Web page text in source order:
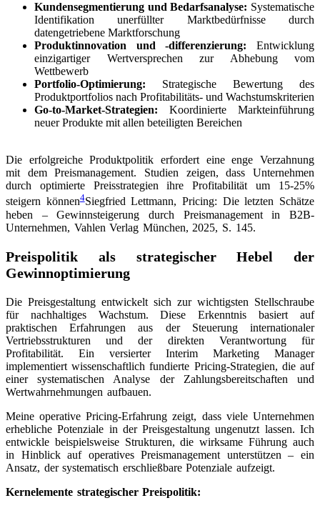
Kundensegmentierung und Bedarfsanalyse: Systematische
Identifikation unerfüllter Marktbedürfnisse durch
datengetriebene Marktforschung
Produktinnovation und -differenzierung: Entwicklung
einzigartiger Wertversprechen zur Abhebung vom
Wettbewerb
Portfolio-Optimierung: Strategische Bewertung des
Produktportfolios nach Profitabilitäts- und Wachstumskriterien
Go-to-Market-Strategien: Koordinierte Markteinführung
neuer Produkte mit allen beteiligten Bereichen
Die erfolgreiche Produktpolitik erfordert eine enge Verzahnung
mit dem Preismanagement. Studien zeigen, dass Unternehmen
durch optimierte Preisstrategien ihre Profitabilität um 15-25%
steigern können4Siegfried Lettmann, Pricing: Die letzten Schätze
heben – Gewinnsteigerung durch Preismanagement in B2B-
Unternehmen, Vahlen Verlag München, 2025, S. 145.
Preispolitik als strategischer Hebel der
Gewinnoptimierung
Die Preisgestaltung entwickelt sich zur wichtigsten Stellschraube
für nachhaltiges Wachstum. Diese Erkenntnis basiert auf
praktischen Erfahrungen aus der Steuerung internationaler
Vertriebsstrukturen und der direkten Verantwortung für
Profitabilität. Ein versierter Interim Marketing Manager
implementiert wissenschaftlich fundierte Pricing-Strategien, die auf
einer systematischen Analyse der Zahlungsbereitschaften und
Wertwahrnehmungen aufbauen.
Meine operative Pricing-Erfahrung zeigt, dass viele Unternehmen
erhebliche Potenziale in der Preisgestaltung ungenutzt lassen. Ich
entwickle beispielsweise Strukturen, die wirksame Führung auch
in Hinblick auf operatives Preismanagement unterstützen – ein
Ansatz, der systematisch erschließbare Potenziale aufzeigt.
Kernelemente strategischer Preispolitik: